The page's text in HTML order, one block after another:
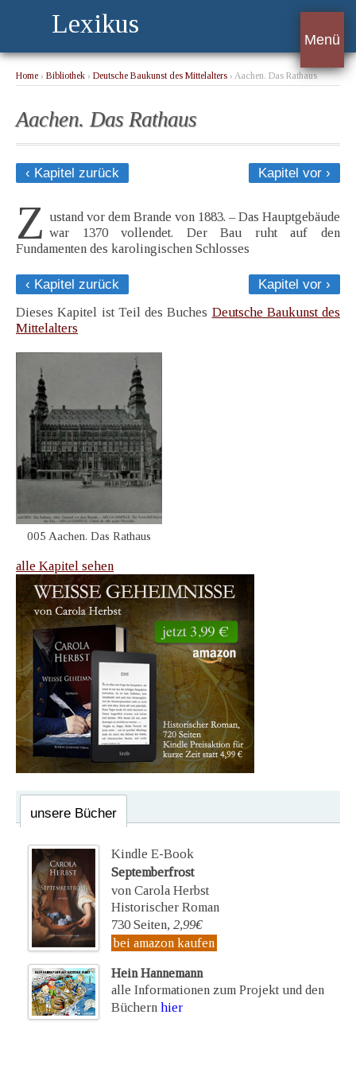
Lexikus
Menü
Home › Bibliothek › Deutsche Baukunst des Mittelalters › Aachen. Das Rathaus
Aachen. Das Rathaus
‹ Kapitel zurück Kapitel vor ›
Z ustand vor dem Brande von 1883. – Das Hauptgebäude
war 1370 vollendet. Der Bau ruht auf den
Fundamenten des karolingischen Schlosses
‹ Kapitel zurück
Kapitel vor ›
Dieses Kapitel ist Teil des Buches Deutsche Baukunst des
Mittelalters
005 Aachen. Das Rathaus
alle Kapitel sehen
unsere Bücher
Kindle E-Book
Septemberfrost
von Carola Herbst
Historischer Roman
730 Seiten, 2,99€
bei amazon kaufen
Hein Hannemann
alle Informationen zum Projekt und den
Büchern hier